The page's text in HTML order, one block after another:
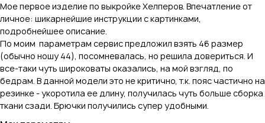
Мое первое изделие по выкройке Хелперов. Впечатление от
личное: шикарнейшие инструкции с картинками,
подробнейшее описание.
По моим параметрам сервис предложил взять 46 размер
(обычно ношу 44), посомневалась, но решила довериться. И
все-таки чуть широковаты оказались, на мой взгляд, по
бедрам. В данной модели это не критично, т.к. пояс частично на
резинке - укоротила ее длину, получилась чуть больше сборка
ткани сзади. Брючки получились супер удобными.